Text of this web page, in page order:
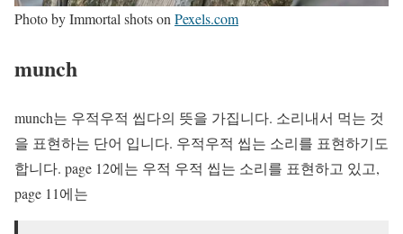
Photo by Immortal shots onPexels.com
munch
munch는 우적우적 씹다의 뜻을 가집니다. 소리내서 먹는 것
을 표현하는 단어 입니다. 우적우적 씹는 소리를 표현하기도
합니다. page 12에는 우적 우적 씹는 소리를 표현하고 있고,
page 11에는